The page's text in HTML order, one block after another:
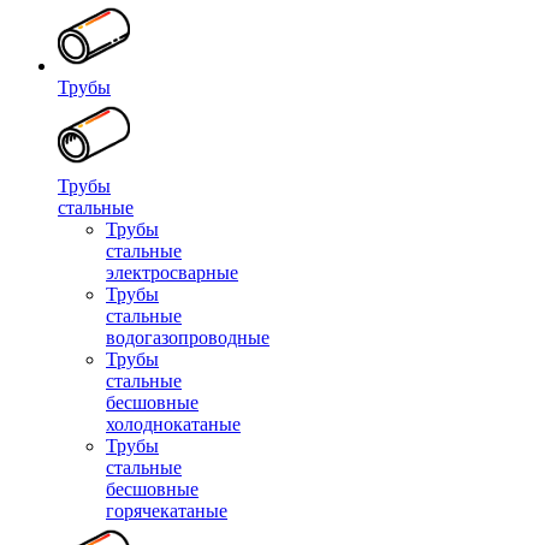
Трубы
Трубы
стальные
Трубы
стальные
электросварные
Трубы
стальные
водогазопроводные
Трубы
стальные
бесшовные
холоднокатаные
Трубы
стальные
бесшовные
горячекатаные